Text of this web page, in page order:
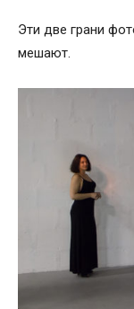
Эти две грани
мешают.